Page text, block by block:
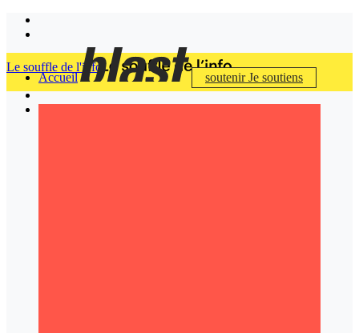
Accueil soutenirJe soutiens
Le souffle de l'info